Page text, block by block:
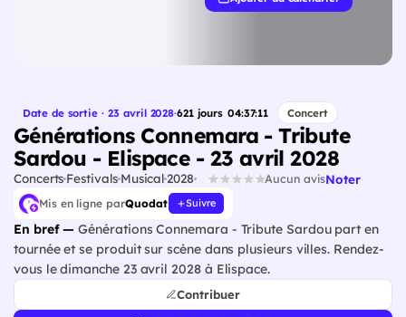
Date de sortie · 23 avril 2028·621 jours 04:37:10 Concert
Générations Connemara - Tribute
Sardou - Elispace - 23 avril 2028
Concerts FestivalsMusical 2028 Aucun avisNoter
Mis en ligne parQuodat Suivre
En bref — Générations Connemara - Tribute Sardou part en
tournée et se produit sur scène dans plusieurs villes. Rendez-
vous le dimanche 23 avril 2028 à Elispace.
Contribuer